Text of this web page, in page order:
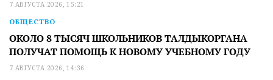
7 АВГУСТА 2026, 15:21
ОБЩЕСТВО
ОКОЛО 8 ТЫСЯЧ ШКОЛЬНИКОВ ТАЛДЫКОРГАНА
ПОЛУЧАТ ПОМОЩЬ К НОВОМУ УЧЕБНОМУ ГОДУ
7 АВГУСТА 2026, 14:36